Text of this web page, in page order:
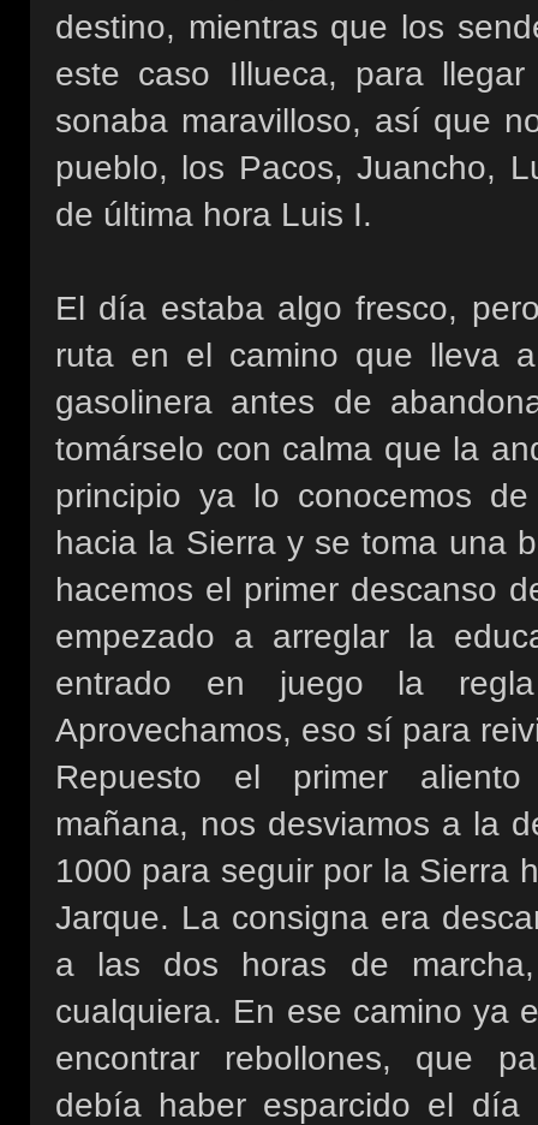
destino, mientras que los
este caso Illueca, para
sonaba maravilloso, así que
pueblo, los Pacos, Juancho,
de última hora Luis I.
El día estaba algo fresco,
ruta en el camino que lleva
gasolinera antes de
tomárselo con calma que la
principio ya lo conocemos
hacia la Sierra y se toma una
hacemos el primer descanso
empezado a arreglar la
entrado en juego la
Aprovechamos, eso sí para
Repuesto el primer
mañana, nos desviamos a la
1000 para seguir por la Sierra
Jarque. La consigna era
a las dos horas de
cualquiera. En ese camino ya
encontrar rebollones, que
debía haber esparcido el día